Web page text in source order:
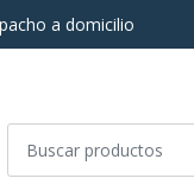
a domicilio